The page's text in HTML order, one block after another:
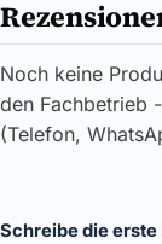
Noch keine
den Fachbetrieb
(Telefon,
Schreibe die